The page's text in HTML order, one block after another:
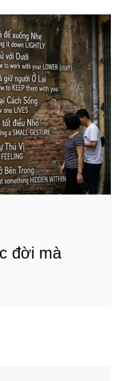
đời mà